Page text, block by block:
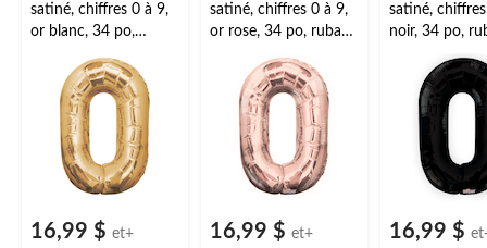
satiné, chiffres 0 à 9,
or blanc, 34 po,
et ruban inclus,
anniversaire/remise
de diplômes/jour de
16,99 $ et+
satiné, chiffres 0 à 9,
or rose, 34 po, ruban
compris,
anniversaire/remise
de diplômes/jour de
16,99 $ et+
satiné,
noir, 34 po,
compris,
anniversaire/
de diplômes/
16,99 $